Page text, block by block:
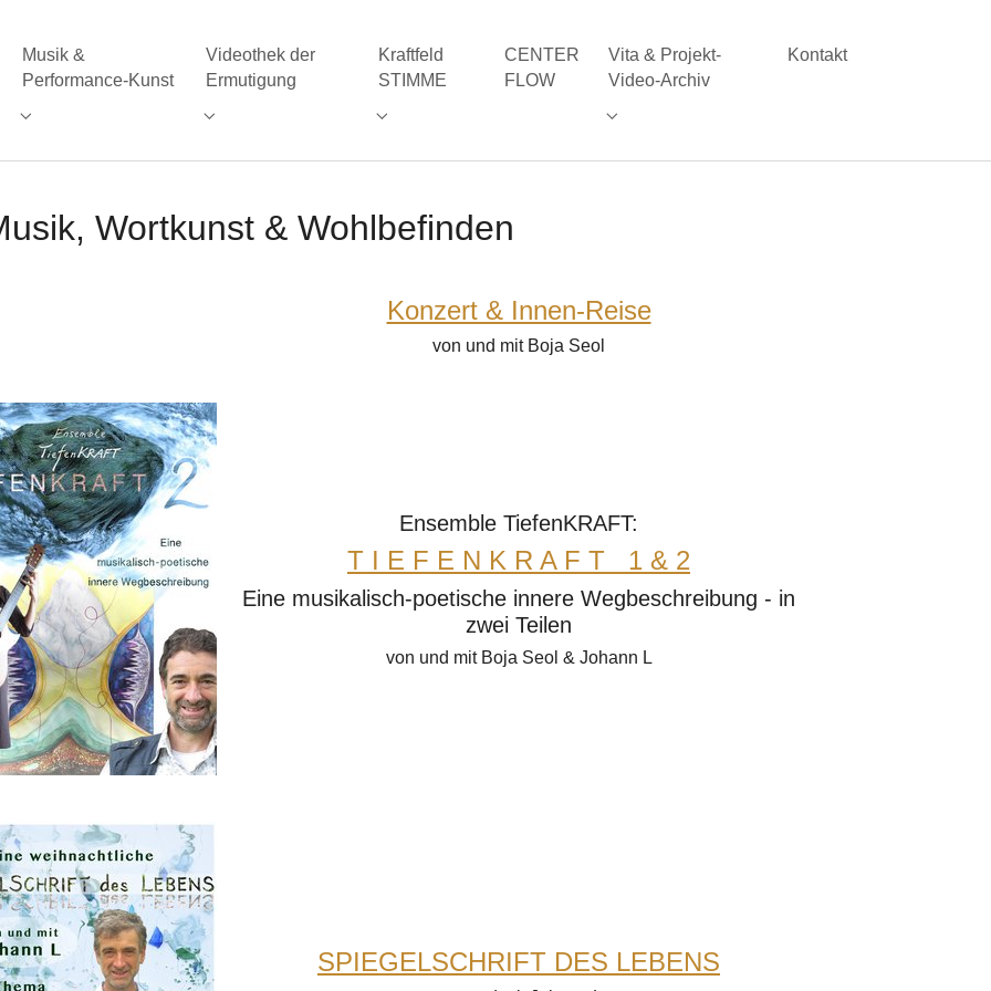
& Psyche"
Musik &
Performance-Kunst
Submenu for "Musik & Performance-Kunst"
Videothek der
Ermutigung
Submenu for "Videothek der Ermutigung"
Kraftfeld
STIMME
Submenu for "Kraftfeld STIMME"
CENTER
FLOW
Vita & Projekt-
Video-Archiv
Submenu for "Vita & Projekt-Video-Archiv"
Kontakt
Wortkunst & Wohlbefinden
Konzert & Innen-Reise
von und mit Boja Seol
version
Ensemble TiefenKRAFT:
T I E F E N K R A F T 1 & 2
Eine musikalisch-poetische innere Wegbeschreibung - in
zwei Teilen
von und mit Boja Seol & Johann L
SPIEGELSCHRIFT DES LEBENS